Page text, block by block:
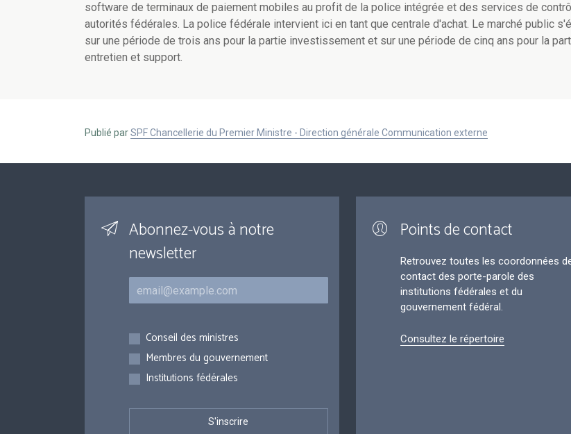
software de terminaux de paiement mobiles au profit de la police intégrée et des services de
autorités fédérales. La police fédérale intervient ici en tant que centrale d'achat. Le marché public
sur une période de trois ans pour la partie investissement et sur une période de cinq ans pour la
entretien et support.
Publié parSPF Chancellerie du Premier Ministre - Direction générale Communication externe
Abonnez-vous à notre
newsletter
Courriel
Inscriptions
Conseil des ministres
Membres du gouvernement
Institutions fédérales
Points de contact
Retrouvez toutes les coordonnées
contact des porte-parole des
institutions fédérales et du
gouvernement fédéral.
Consultez le répertoire